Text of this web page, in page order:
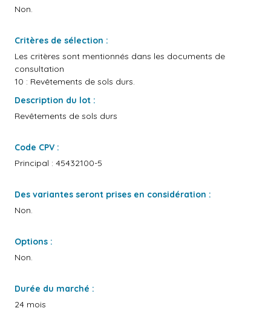
Non.
Critères de sélection :
Les critères sont mentionnés dans les documents de
consultation
10 : Revêtements de sols durs.
Description du lot :
Revêtements de sols durs
Code CPV :
Principal : 45432100-5
Des variantes seront prises en considération :
Non.
Options :
Non.
Durée du marché :
24 mois